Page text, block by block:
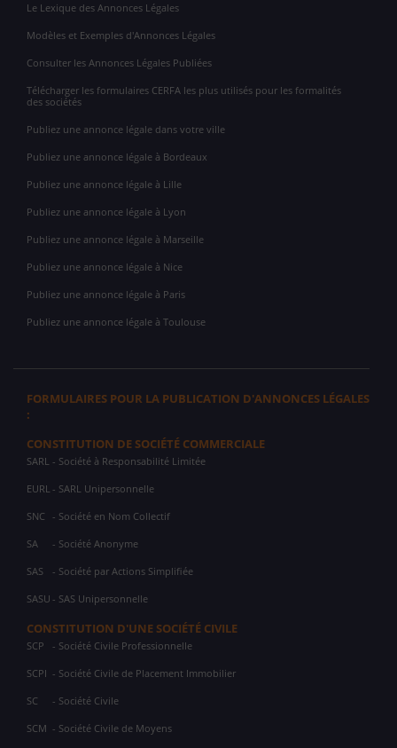
Le Lexique des Annonces Légales
Modèles et Exemples d'Annonces Légales
Consulter les Annonces Légales Publiées
Télécharger les formulaires CERFA les plus utilisés pour les formalités
des sociétés
Publiez une annonce légale dans votre ville
Publiez une annonce légale à Bordeaux
Publiez une annonce légale à Lille
Publiez une annonce légale à Lyon
Publiez une annonce légale à Marseille
Publiez une annonce légale à Nice
Publiez une annonce légale à Paris
Publiez une annonce légale à Toulouse
FORMULAIRES POUR LA PUBLICATION D'ANNONCES LÉGALES
:
CONSTITUTION DE SOCIÉTÉ COMMERCIALE
SARL - Société à Responsabilité Limitée
EURL - SARL Unipersonnelle
SNC - Société en Nom Collectif
SA - Société Anonyme
SAS - Société par Actions Simplifiée
SASU - SAS Unipersonnelle
CONSTITUTION D'UNE SOCIÉTÉ CIVILE
SCP - Société Civile Professionnelle
SCPI - Société Civile de Placement Immobilier
SC - Société Civile
SCM - Société Civile de Moyens